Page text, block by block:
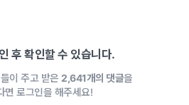
후 확인할 수 있습니다.
이 주고 받은 2,641개의 댓글을
면 로그인을 해주세요!